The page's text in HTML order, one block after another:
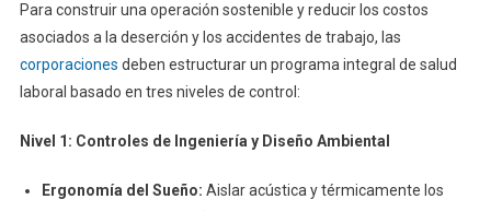
Para construir una operación sostenible y reducir los costos
asociados a la deserción y los accidentes de trabajo, las
corporaciones deben estructurar un programa integral de salud
laboral basado en tres niveles de control:
Nivel 1: Controles de Ingeniería y Diseño Ambiental
Ergonomía del Sueño: Aislar acústica y térmicamente los